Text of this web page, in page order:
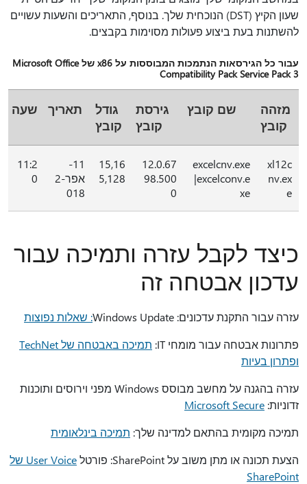
שעון הקיץ (DST) הנוכחית שלך. בנוסף, התאריכים והשעות עשויים
להשתנות בעת ביצוע פעולות מסוימות בקבצים.
עבור כל הגירסאות הנתמכות המבוססות על x86 של Microsoft Office
Compatibility Pack Service Pack 3
מזהה
קובץ
שם קובץ
גירסת
קובץ
גודל
קובץ
תאריך שעה
xl12c
nv.ex
e
excelcnv.exe
|excelconv.e
xe
12.0.67
98.500
0
15,16
5,128
11-
אפר-2
018
11:2
0
כיצד לקבל עזרה ותמיכה עבור
עדכון אבטחה זה
עזרה עבור התקנת עדכונים: Windows Update
: שאלות נפוצות
פתרונות אבטחה עבור מומחי IT:
תמיכה באבטחה של TechNet
ופתרון בעיות
עזרה בהגנה על מחשב מבוסס Windows מפני וירוסים ותוכנות
זדוניות: Microsoft Secure
תמיכה מקומית בהתאם למדינה שלך: תמיכה בינלאומית
הצעת תכונה או מתן משוב על SharePoint: פורטל
User Voice של
SharePoint